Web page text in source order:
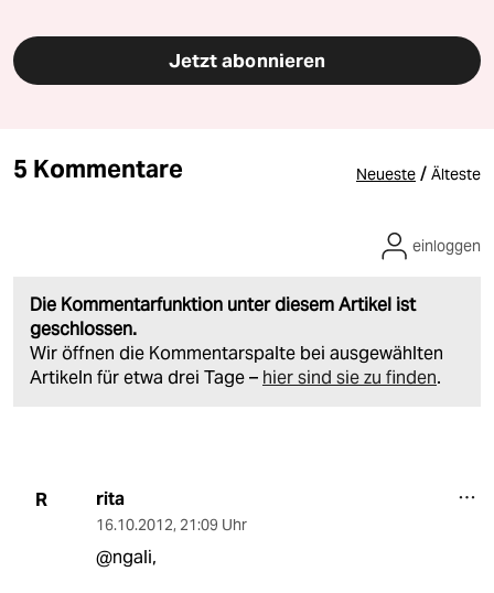
Jetzt abonnieren
5 Kommentare Neueste / Älteste
Die Kommentarfunktion unter diesem Artikel ist
geschlossen.
Wir öffnen die Kommentarspalte bei ausgewählten
Artikeln für etwa drei Tage – hier sind sie zu finden.
einloggen
R rita
16.10.2012, 21:09 Uhr
@ngali,